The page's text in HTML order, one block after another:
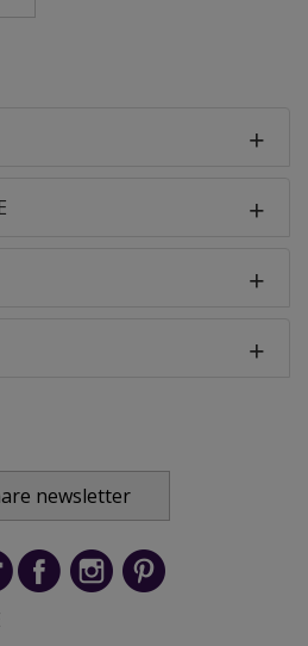
newsletter